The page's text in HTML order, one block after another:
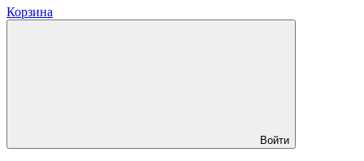
Корзина
Войти